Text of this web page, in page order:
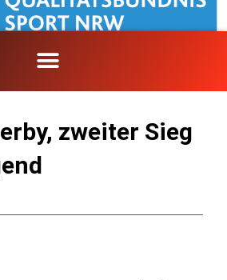
zweiter Sieg